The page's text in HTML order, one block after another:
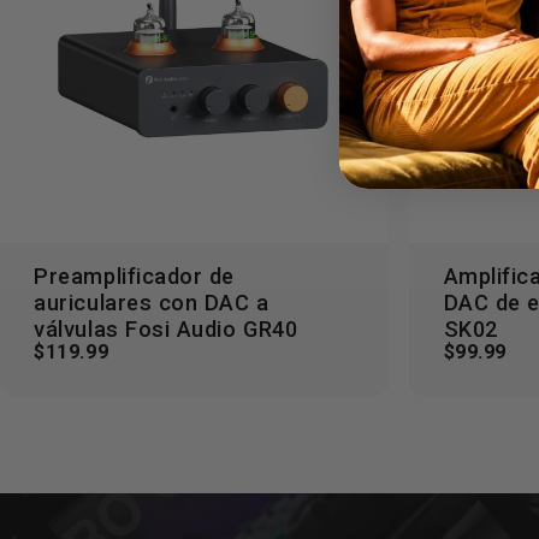
Agregar al carrito
Preamplificador de
auriculares con DAC a
válvulas Fosi Audio GR40
$119.99
DAC de
SK02
$99.99